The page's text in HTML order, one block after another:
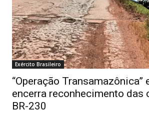
Exército Brasileiro
“Operação Transamazônica”
encerra reconhecimento das
BR-230